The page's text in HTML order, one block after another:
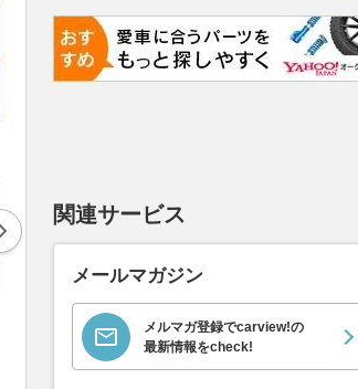
ロータス エヴォーラ
エヴォーラ
万円
ホンダ NSX 3.0
支払総額
898.0万円
関連サービス
メールマガジン
メルマガ登録でcarview!の
最新情報をcheck!